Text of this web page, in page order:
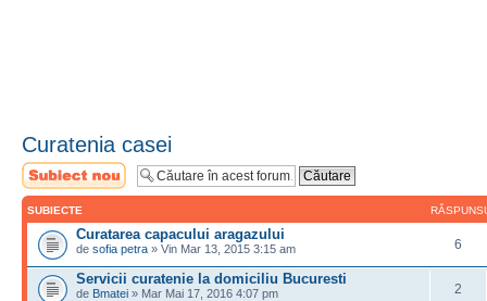
Curatenia casei
Scrie un subiect
nou
SUBIECTE
Curatarea capacului aragazului
de sofia petra » Vin Mar 13, 2015 3:15 am 6
Servicii curatenie la domiciliu Bucuresti
de Bmatei » Mar Mai 17, 2016 4:07 pm 2